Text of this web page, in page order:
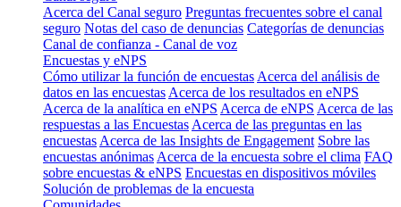
Acerca del Canal seguro Preguntas frecuentes sobre el canal
seguro Notas del caso de denuncias Categorías de denuncias
Canal de confianza - Canal de voz
Encuestas y eNPS
Cómo utilizar la función de encuestas Acerca del análisis de
datos en las encuestas Acerca de los resultados en eNPS
Acerca de la analítica en eNPS Acerca de eNPS Acerca de las
respuestas a las Encuestas Acerca de las preguntas en las
encuestas Acerca de las Insights de Engagement Sobre las
encuestas anónimas Acerca de la encuesta sobre el clima FAQ
sobre encuestas & eNPS Encuestas en dispositivos móviles
Solución de problemas de la encuesta